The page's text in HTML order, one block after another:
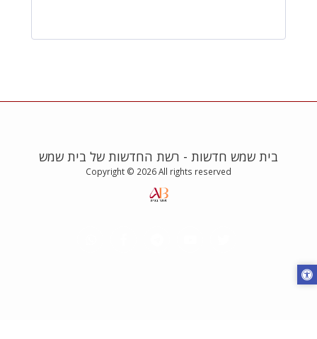
בית שמש חדשות - רשת החדשות של בית שמש
Copyright © 2026 All rights reserved